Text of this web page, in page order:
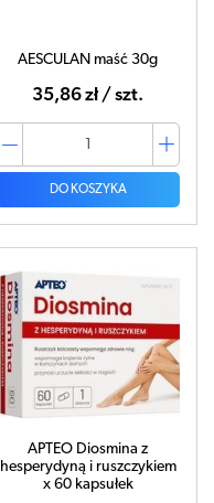
AESCULAN maść 30g
35,86 zł / szt.
DO KOSZYKA
APTEO Diosmina z
hesperydyną i ruszczykiem
x 60 kapsułek